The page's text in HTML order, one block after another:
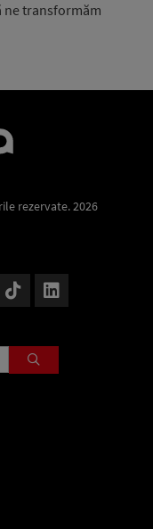
ne transformăm
rezervate. 2026